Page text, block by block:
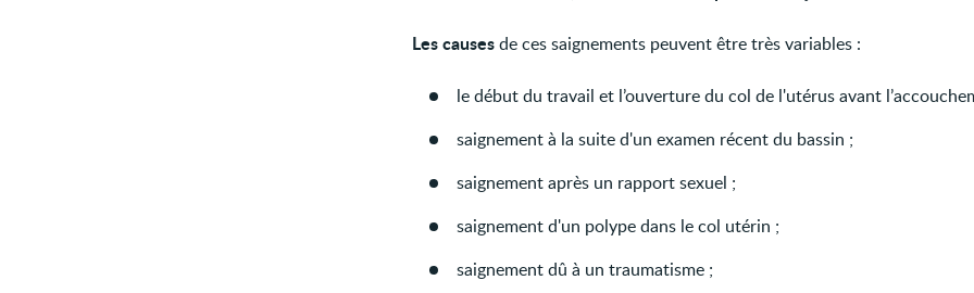
Les causesde ces saignements peuvent être très variables :
le début du travail et l’ouverture du col de l'utérus avant
saignement à la suite d'un examen récent du bassin ;
saignement après un rapport sexuel ;
saignement d'un polype dans le col utérin ;
saignement dû à un traumatisme ;